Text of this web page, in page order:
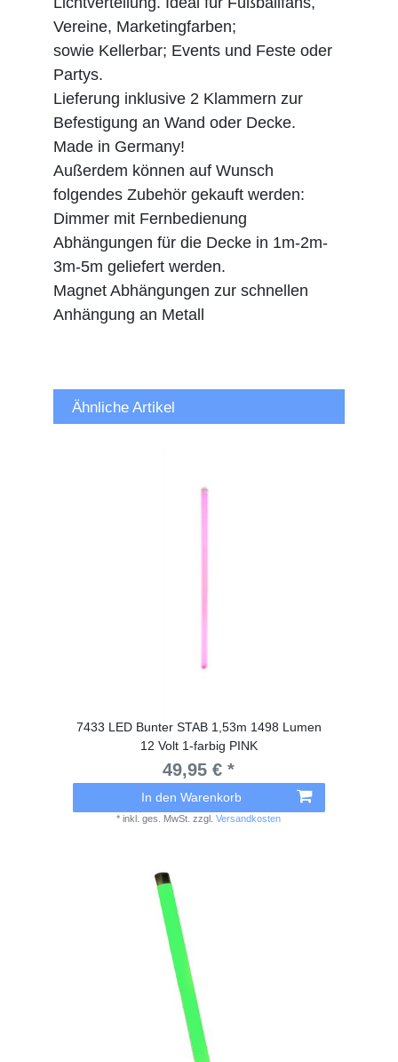
Vereine, Marketingfarben;
sowie Kellerbar; Events und Feste oder
Partys.
Lieferung inklusive 2 Klammern zur
Befestigung an Wand oder Decke.
Made in Germany!
Außerdem können auf Wunsch
folgendes Zubehör gekauft werden:
Dimmer mit Fernbedienung
Abhängungen für die Decke in 1m-2m-
3m-5m geliefert werden.
Magnet Abhängungen zur schnellen
Anhängung an Metall
Ähnliche Artikel
7433 LED Bunter STAB 1,53m 1498 Lumen
12 Volt 1-farbig PINK
49,95 € *
In den Warenkorb
*inkl. ges. MwSt. zzgl.Versandkosten